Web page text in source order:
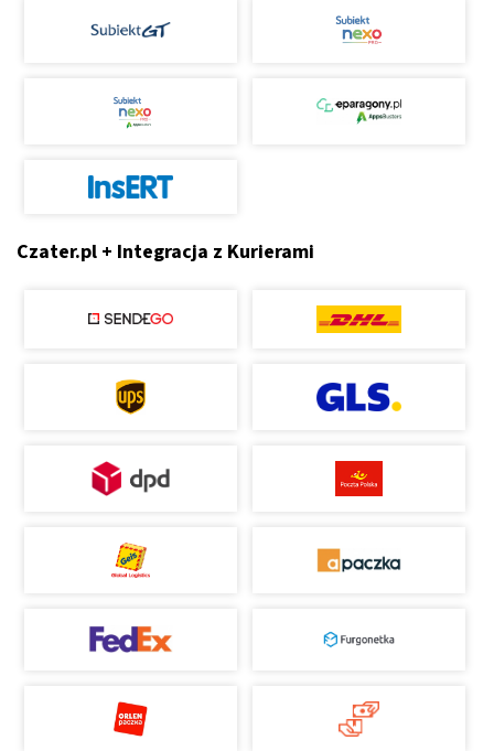
Czater.pl + Integracja z Kurierami